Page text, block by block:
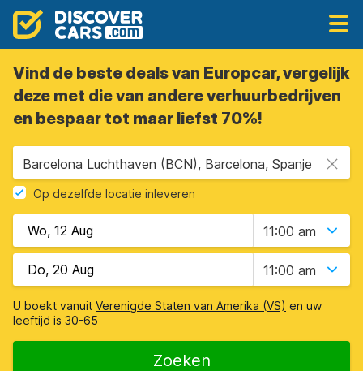
Vind de beste deals van Europcar, vergelijk
deze met die van andere verhuurbedrijven
en bespaar tot maar liefst 70%!
Barcelona Luchthaven (BCN), Barcelona, Spanje
Op dezelfde locatie inleveren
11:00 am
11:00 am
U boekt vanuit Verenigde Staten van Amerika (VS) en uw
leeftijd is 30-65
Zoeken